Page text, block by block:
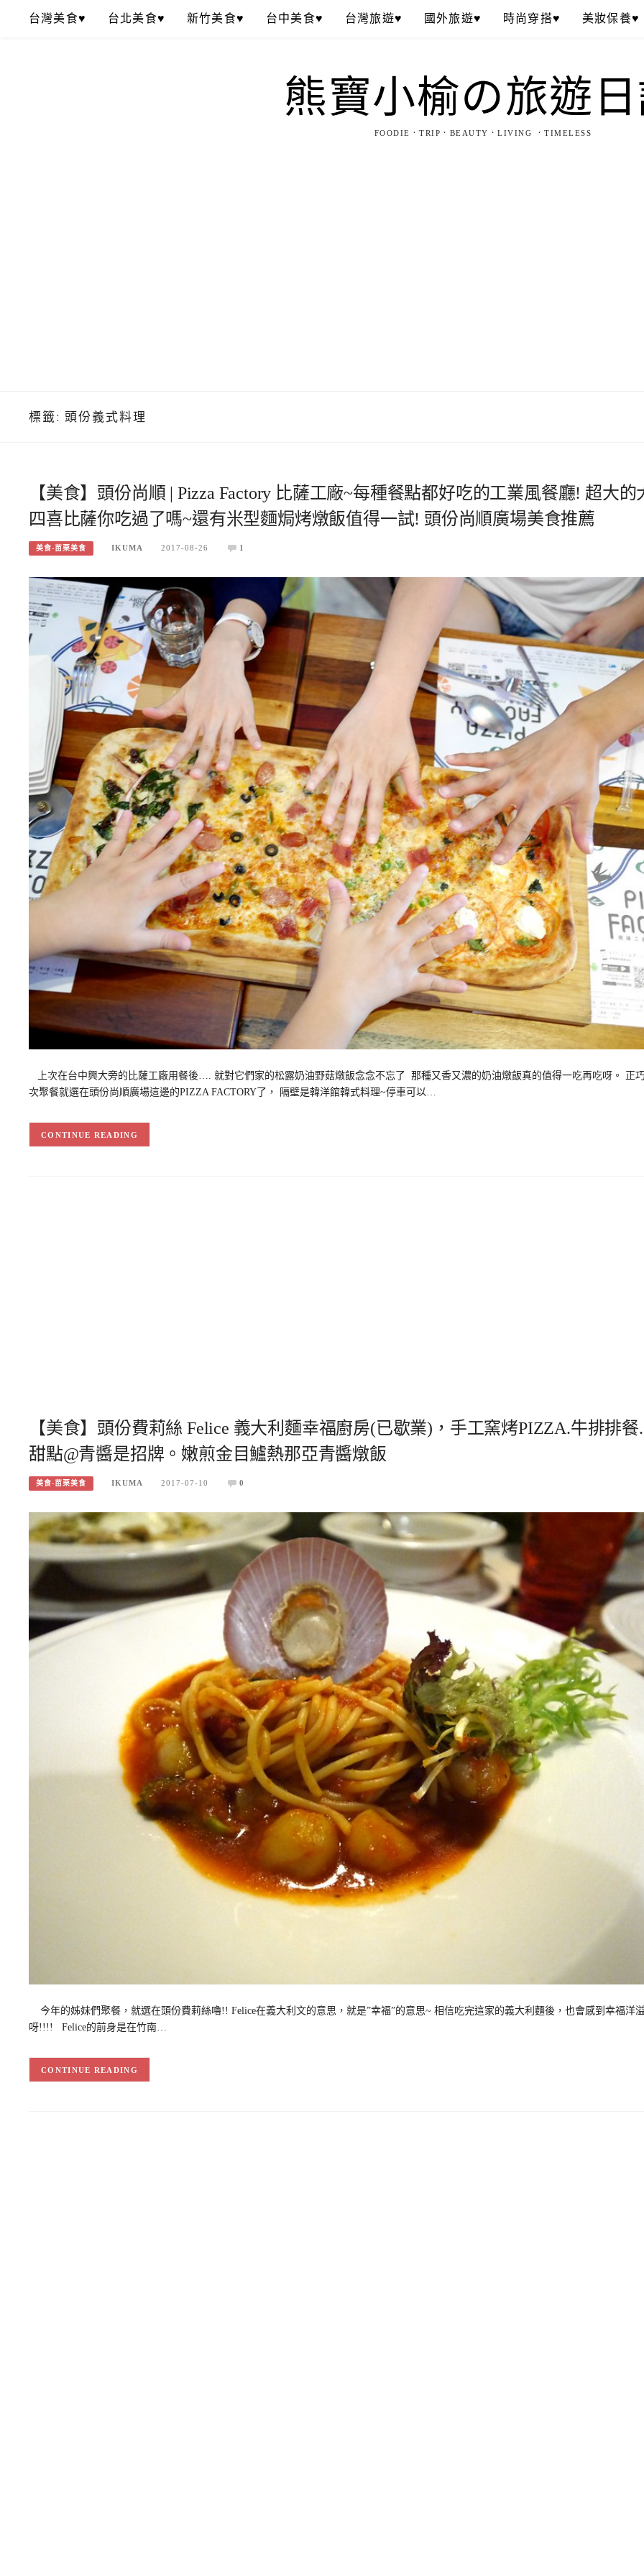
台灣美食♥ 台北美食♥ 新竹美食♥ 台中美食♥ 台灣旅遊♥ 國外旅遊♥ 時尚穿搭♥ 美妝保養♥
熊寶小榆の旅遊
FOODIE．TRIP．BEAUTY．LIVING ．TIMELESS
標籤: 頭份義式料理
【美食】頭份尚順 | Pizza Factory 比薩工廠~每種餐點都好吃的工業風餐廳! 超大的
四喜比薩你吃過了嗎~還有米型麵焗烤燉飯值得一試! 頭份尚順廣場美食推薦
美食-苗栗美食 IKUMA 2017-08-26 1
上次在台中興大旁的比薩工廠用餐後…. 就對它們家的松露奶油野菇燉飯念念不忘了 那種又香又濃的奶油燉飯真的值得一吃再吃呀。 正
次聚餐就選在頭份尚順廣場這邊的PIZZA FACTORY了， 隔壁是韓洋館韓式料理~停車可以…
CONTINUE READING
【美食】頭份費莉絲 Felice 義大利麵幸福廚房(已歇業)，手工窯烤PIZZA.牛排排餐.
甜點@青醬是招牌。嫩煎金目鱸熱那亞青醬燉飯
美食-苗栗美食 IKUMA 2017-07-10 0
今年的姊妹們聚餐，就選在頭份費莉絲嚕!! Felice在義大利文的意思，就是”幸福”的意思~ 相信吃完這家的義大利麵後，也會感到幸福洋
呀!!!! Felice的前身是在竹南…
CONTINUE READING